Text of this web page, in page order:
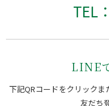
TEL
LINE
下記QRコードをクリックま
友だち